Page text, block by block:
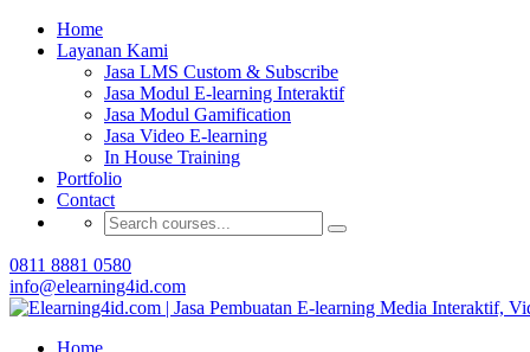
Home
Layanan Kami
Jasa LMS Custom & Subscribe
Jasa Modul E-learning Interaktif
Jasa Modul Gamification
Jasa Video E-learning
In House Training
Portfolio
Contact
0811 8881 0580
info@elearning4id.com
Home